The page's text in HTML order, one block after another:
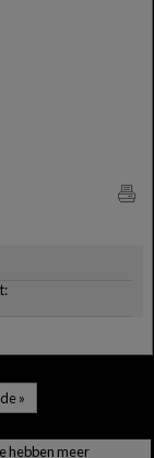
»
hebben meer